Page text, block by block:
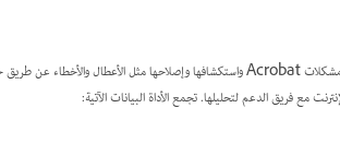
مع فريق الدعم لتحليلها. تجمع الأداة البيانات الآتية: